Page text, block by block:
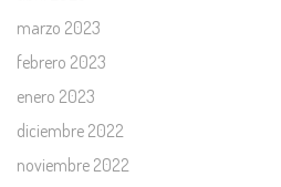
marzo 2023
febrero 2023
enero 2023
diciembre 2022
noviembre 2022